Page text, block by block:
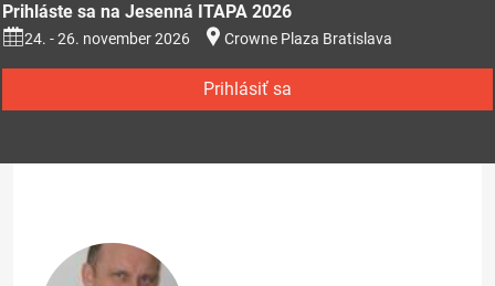
Prihláste sa na Jesenná ITAPA 2026
24. - 26. november 2026 Crowne Plaza Bratislava
Prihlásiť sa